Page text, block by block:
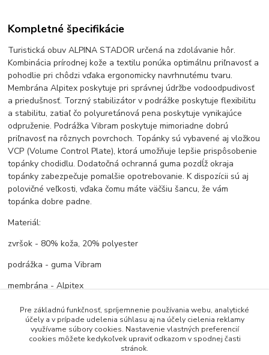
Kompletné špecifikácie
Turistická obuv ALPINA STADOR určená na zdolávanie hôr.
Kombinácia prírodnej kože a textilu ponúka optimálnu priľnavosť a
pohodlie pri chôdzi vďaka ergonomicky navrhnutému tvaru.
Membrána Alpitex poskytuje pri správnej údržbe vodoodpudivosť
a priedušnosť. Torzný stabilizátor v podrážke poskytuje flexibilitu
a stabilitu, zatiaľ čo polyuretánová pena poskytuje vynikajúce
odpruženie. Podrážka Vibram poskytuje mimoriadne dobrú
priľnavosť na rôznych povrchoch. Topánky sú vybavené aj vložkou
VCP (Volume Control Plate), ktorá umožňuje lepšie prispôsobenie
topánky chodidlu. Dodatočná ochranná guma pozdĺž okraja
topánky zabezpečuje pomalšie opotrebovanie. K dispozícii sú aj
polovičné veľkosti, vďaka čomu máte väčšiu šancu, že vám
topánka dobre padne.
Materiál:
zvršok - 80% koža, 20% polyester
podrážka - guma Vibram
membrána - Alpitex
Tovar zaradený v kategóriách
Pre základnú funkčnosť, spríjemnenie používania webu, analytické
účely a v prípade udelenia súhlasu aj na účely cielenia reklamy
využívame súbory cookies. Nastavenie vlastných preferencií
cookies môžete kedykoľvek upraviť odkazom v spodnej časti
stránok.